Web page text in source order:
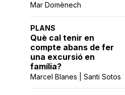
Mar Domènech
PLANS
Què cal tenir en
compte abans de fer
una excursió en
família?
Marcel Blanes | Santi Sotos